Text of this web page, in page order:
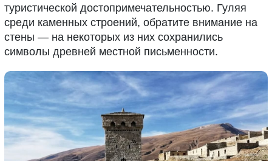
туристической достопримечательностью. Гуляя
среди каменных строений, обратите внимание на
стены — на некоторых из них сохранились
символы древней местной письменности.